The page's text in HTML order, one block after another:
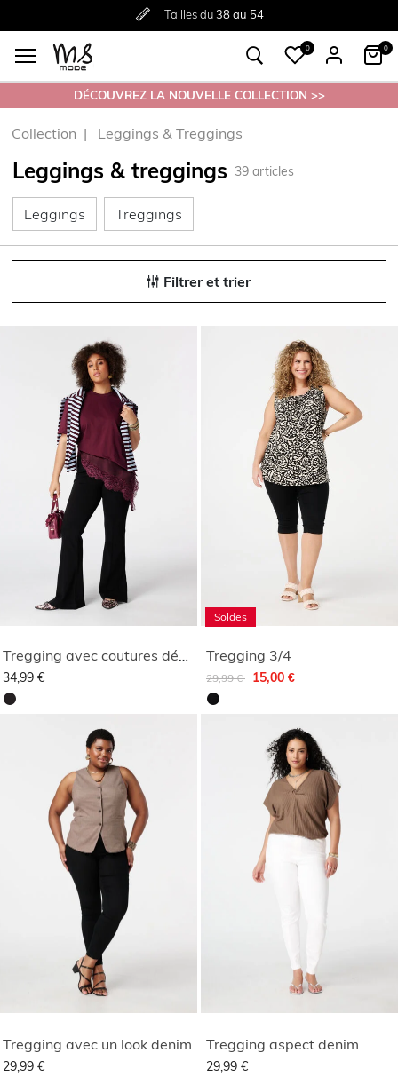
Livraisongratuiteà partir de €30
Tailles du38 au 54
Retourgratuit en magasin
0 0
DÉCOUVREZ LA NOUVELLE COLLECTION >>
Collection Leggings & Treggings
Leggings & treggings 39 articles
Leggings Leggings
Treggings
Filtrer et trier
Tregging avec coutures décoratives
34,99 €
Soldes
Tregging 3/4
Remise de
29,99 € 15,00 €
Tregging avec un look denim
29,99 €
Tregging aspect denim
29,99 €